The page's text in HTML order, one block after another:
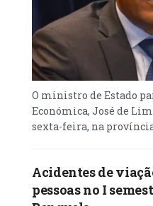
O ministro de Estado
Económica, José de
sexta-feira, na
Acidentes de
pessoas no I